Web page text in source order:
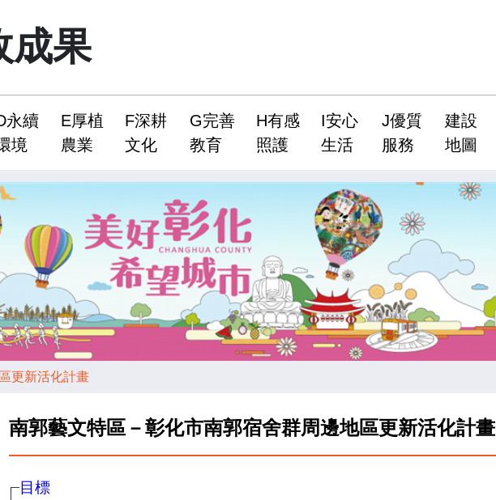
成果
永續
境
E厚植
農業
F深耕
文化
G完善
教育
H有感
照護
I安心
生活
J優質
服務
建設
地圖
更新活化計畫
南郭藝文特區－彰化市南郭宿舍群周邊地區更新活化計畫
目標